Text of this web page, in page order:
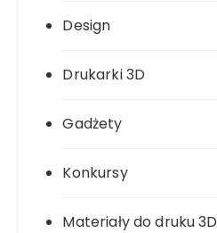
Design
Drukarki 3D
Gadżety
Konkursy
Materiały do druku 3D